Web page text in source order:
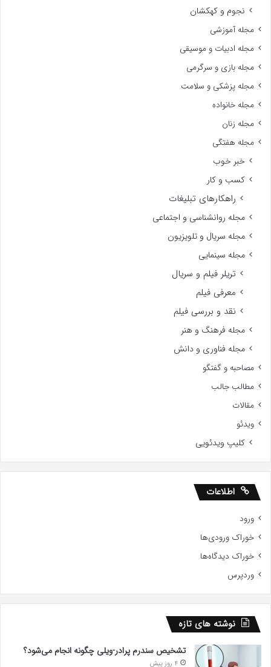
نجوم و کهکشان
مجله آموزشی
مجله ادبیات و موسیقی
مجله بازی و سرگرمی
مجله پزشکی و سلامت
مجله خانواده
مجله زنان
مجله هفتگی
خبر خوب
کسب و کار
راهکارهای تبلیغات
مجله روانشناسی و اجتماعی
مجله سریال و تلویزیون
مجله سینمایی
تریلر فیلم و سریال
معرفی فیلم
نقد و بررسی فیلم
مجله فرهنگ و هنر
مجله فناوری و دانش
مصاحبه و گفتگو
مطالب جالب
مقالات
ویدئو
کلیپ ویدئویی
اطلاعات
ورود
خوراک ورودی‌ها
خوراک دیدگاه‌ها
وردپرس
نوشته های تازه
تشخیص سندرم پرادر-ویلی چگونه انجام می‌شود؟
4 روز پیش